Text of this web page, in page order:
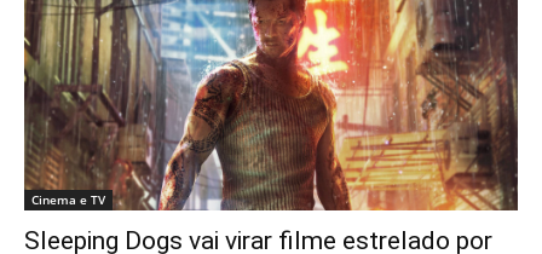
Cinema e TV
Sleeping Dogs vai virar filme estrelado por